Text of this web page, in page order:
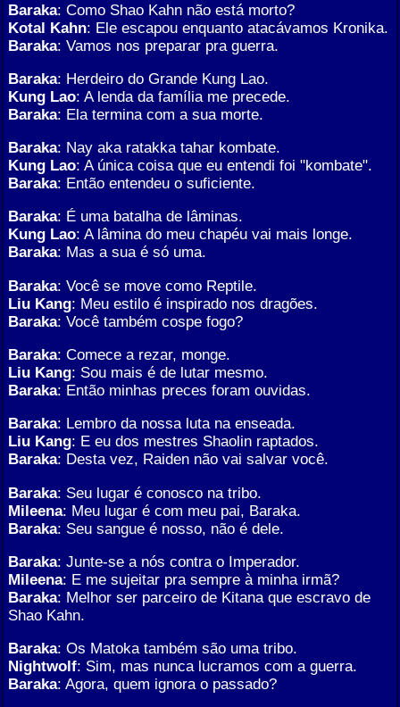
Baraka: Como Shao Kahn não está morto?
Kotal Kahn: Ele escapou enquanto atacávamos Kronika.
Baraka: Vamos nos preparar pra guerra.
Baraka: Herdeiro do Grande Kung Lao.
Kung Lao: A lenda da família me precede.
Baraka: Ela termina com a sua morte.
Baraka: Nay aka ratakka tahar kombate.
Kung Lao: A única coisa que eu entendi foi "kombate".
Baraka: Então entendeu o suficiente.
Baraka: É uma batalha de lâminas.
Kung Lao: A lâmina do meu chapéu vai mais longe.
Baraka: Mas a sua é só uma.
Baraka: Você se move como Reptile.
Liu Kang: Meu estilo é inspirado nos dragões.
Baraka: Você também cospe fogo?
Baraka: Comece a rezar, monge.
Liu Kang: Sou mais é de lutar mesmo.
Baraka: Então minhas preces foram ouvidas.
Baraka: Lembro da nossa luta na enseada.
Liu Kang: E eu dos mestres Shaolin raptados.
Baraka: Desta vez, Raiden não vai salvar você.
Baraka: Seu lugar é conosco na tribo.
Mileena: Meu lugar é com meu pai, Baraka.
Baraka: Seu sangue é nosso, não é dele.
Baraka: Junte-se a nós contra o Imperador.
Mileena: E me sujeitar pra sempre à minha irmã?
Baraka: Melhor ser parceiro de Kitana que escravo de
Shao Kahn.
Baraka: Os Matoka também são uma tribo.
Nightwolf: Sim, mas nunca lucramos com a guerra.
Baraka: Agora, quem ignora o passado?